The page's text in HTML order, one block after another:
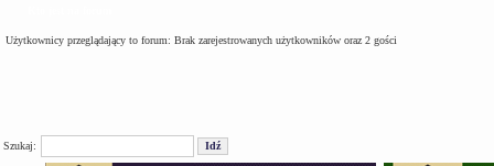
Użytkownicy przeglądający to forum: Brak zarejestrowanych użytkowników oraz 2 gości
Szukaj: